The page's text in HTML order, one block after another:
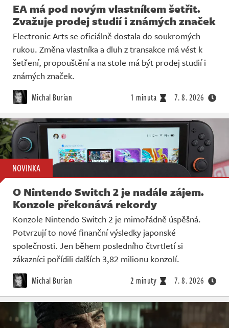
EA má pod novým vlastníkem šetřit.
Zvažuje prodej studií i známých značek
Electronic Arts se oficiálně dostala do soukromých
rukou. Změna vlastníka a dluh z transakce má vést k
šetření, propouštění a na stole má být prodej studií i
známých značek.
Michal Burian 1 minuta 7. 8. 2026
NOVINKA
O Nintendo Switch 2 je nadále zájem.
Konzole překonává rekordy
Konzole Nintendo Switch 2 je mimořádně úspěšná.
Potvrzují to nové finanční výsledky japonské
společnosti. Jen během posledního čtvrtletí si
zákazníci pořídili dalších 3,82 milionu konzolí.
Michal Burian 2 minuty 7. 8. 2026